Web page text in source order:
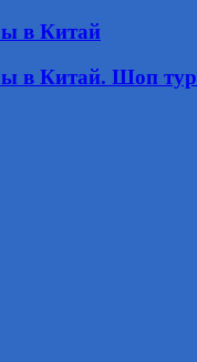
в Китай
в Китай. Шоп